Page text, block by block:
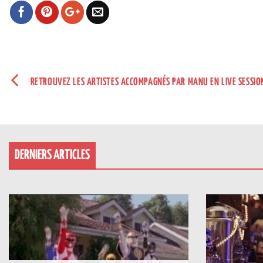
RETROUVEZ LES ARTISTES ACCOMPAGNÉS PAR MANU EN LIVE
DERNIERS ARTICLES